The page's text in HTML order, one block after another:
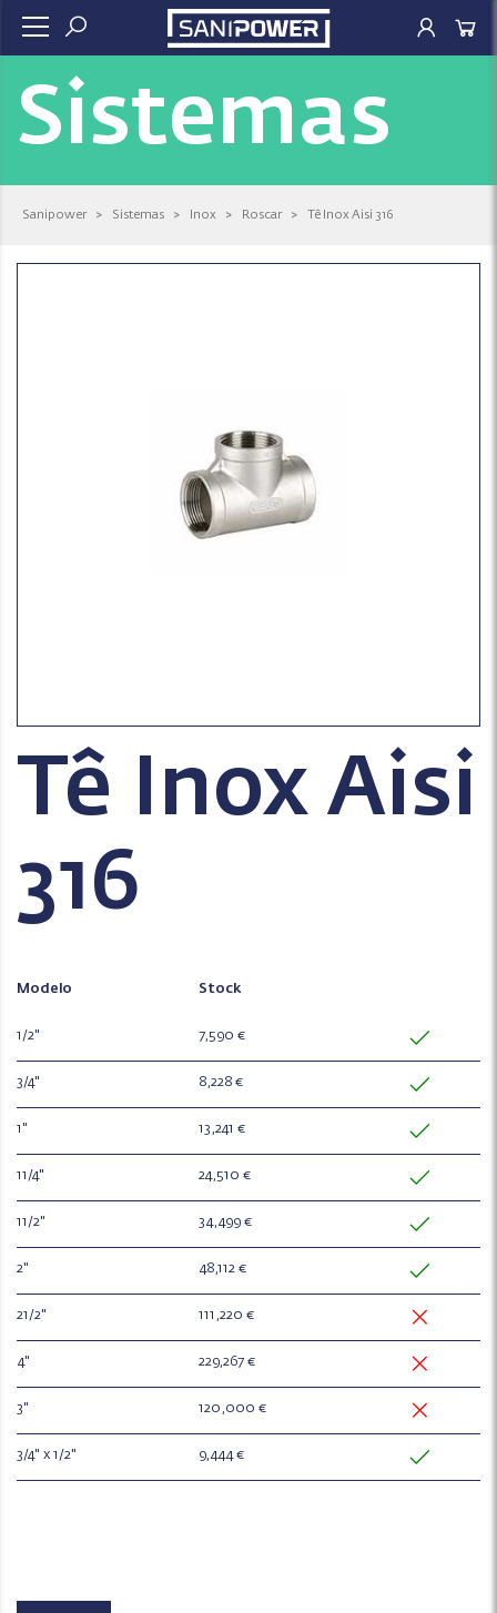
Sistemas
Sanipower > Sistemas > Inox > Roscar > Tê Inox Aisi 316
Tê Inox Aisi
316
Modelo Stock
1/2" 7,590 €
3/4" 8,228 €
1" 13,241 €
11/4" 24,510 €
11/2" 34,499 €
2" 48,112 €
21/2" 111,220 €
4" 229,267 €
3" 120,000 €
3/4" x 1/2" 9,444 €